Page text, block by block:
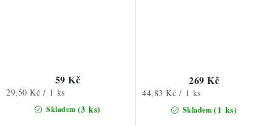
Skladem (3 ks)
59 Kč
Měrná
29,50 Kč / 1 ks
Skladem(1 ks)
269 Kč
Měrná
44,83 Kč / 1 ks